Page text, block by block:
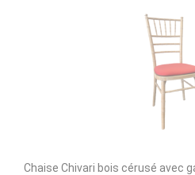
Chaise Chivari bois cérusé avec